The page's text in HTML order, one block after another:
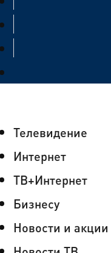
Телевидение
Интернет
ТВ+Интернет
Бизнесу
Новости и акции